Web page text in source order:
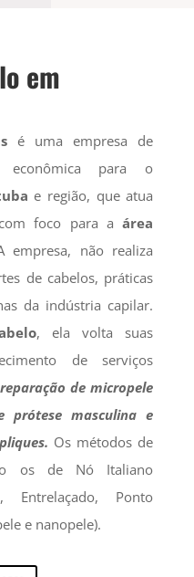
em
é uma empresa de
econômica para o
e região, que atua
com foco para aárea
empresa, não realiza
de cabelos, práticas
da indústria capilar.
, ela volta suas
de serviços
de micropele
prótese masculina e
Os métodos de
os de Nó Italiano
Entrelaçado, Ponto
e nanopele).